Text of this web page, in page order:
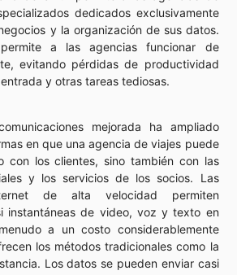
dedicados exclusivamente
y la organización de sus datos.
a las agencias funcionar de
evitando pérdidas de productividad
y otras tareas tediosas.
mejorada ha ampliado
en que una agencia de viajes puede
con los clientes, sino también con las
y los servicios de los socios. Las
de alta velocidad permiten
instantáneas de video, voz y texto en
a un costo considerablemente
los métodos tradicionales como la
Los datos se pueden enviar casi